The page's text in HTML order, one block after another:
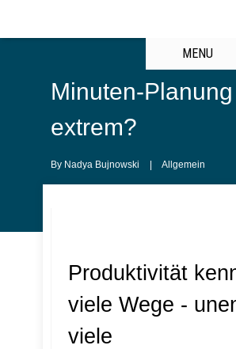
MENU
Minuten-
extrem?
By Nadya Bujnowski Allgemein
Produktivität
viele Wege -
viele